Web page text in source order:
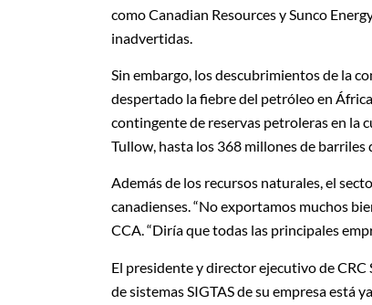
como Canadian Resources y Sunco
inadvertidas.
Sin embargo, los descubrimientos de la
despertado la fiebre del petróleo en
contingente de reservas petroleras en la
Tullow, hasta los 368 millones de
Además de los recursos naturales, el
canadienses. “No exportamos muchos
CCA. “Diría que todas las principales
El presidente y director ejecutivo de CRC
de sistemas SIGTAS de su empresa está